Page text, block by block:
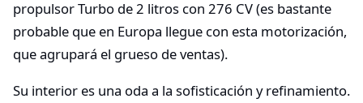
propulsor Turbo de 2 litros con 276 CV (es bastante
probable que en Europa llegue con esta motorización,
que agrupará el grueso de ventas).
Su interior es una oda a la sofisticación y refinamiento.